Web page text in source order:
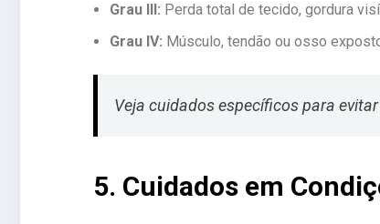
Grau III: Perda total de tecido, gordura
Grau IV: Músculo, tendão ou osso
Veja cuidados específicos para
5. Cuidados em